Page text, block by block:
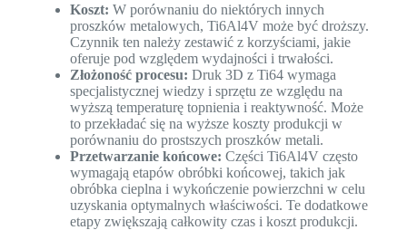
Koszt: W porównaniu do niektórych innych
proszków metalowych, Ti6Al4V może być droższy.
Czynnik ten należy zestawić z korzyściami, jakie
oferuje pod względem wydajności i trwałości.
Złożoność procesu: Druk 3D z Ti64 wymaga
specjalistycznej wiedzy i sprzętu ze względu na
wyższą temperaturę topnienia i reaktywność. Może
to przekładać się na wyższe koszty produkcji w
porównaniu do prostszych proszków metali.
Przetwarzanie końcowe: Części Ti6Al4V często
wymagają etapów obróbki końcowej, takich jak
obróbka cieplna i wykończenie powierzchni w celu
uzyskania optymalnych właściwości. Te dodatkowe
etapy zwiększają całkowity czas i koszt produkcji.